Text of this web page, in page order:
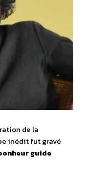
de la
inédit fut gravé
guide